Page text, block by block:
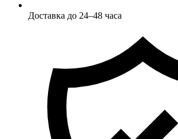
Доставка до 24–48 часа